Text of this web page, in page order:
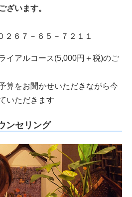
ざいます。
２６７－６５－７２１１
イアルコース(5,000円＋税)のご
算をお聞かせいただきながら今
いただきます
ンセリング